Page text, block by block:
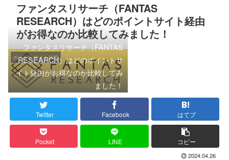
ファンタスリサーチ（FANTAS
RESEARCH）はどのポイントサイト経由
がお得なのか比較してみました！
ポイントサイト比較
ファンタスリサーチ（FANTAS
RESEARCH）はどのポイントサ
イト経由がお得なのか比較してみ
ました！
Twitter Facebook はてブ
Pocket LINE コピー
2024.04.26